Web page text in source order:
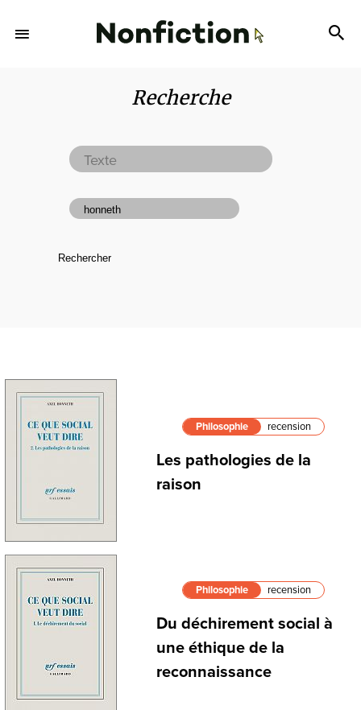
Recherche
Philosophie recension
Les pathologies de la
raison
Philosophie recension
Du déchirement social à
une éthique de la
reconnaissance